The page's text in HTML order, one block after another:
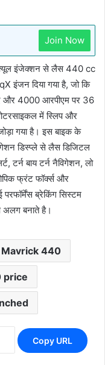
Join Now
इंजेक्शन से लैस 440 cc
इंजन दिया गया है, जो कि
और 4000 आरपीएम पर 36
में स्लिप और
गया है। इस बाइक के
डिस्प्ले से लैस डिजिटल
टर्न बाय टर्न नैविगेशन, लो
फ्रंट फॉर्क्स और
परफॉर्मेंस ब्रेकिंग सिस्टम
अलग बनाते है।
440
price
Copy URL